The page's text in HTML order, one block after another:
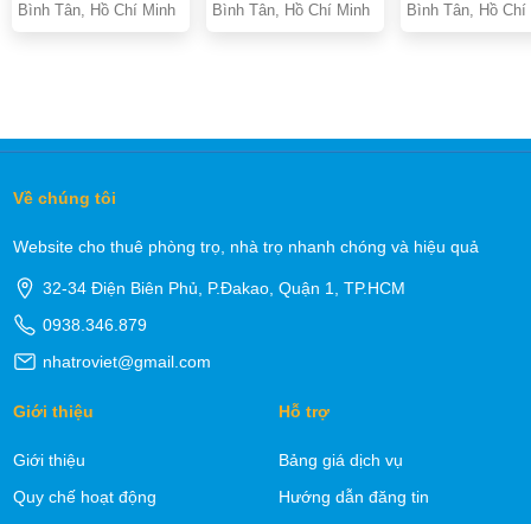
Bình Tân, Hồ Chí Minh Bình Tân, Hồ Chí Minh Bình Tân, Hồ Chí
Về chúng tôi
Website cho thuê phòng trọ, nhà trọ nhanh chóng và hiệu quả
32-34 Điện Biên Phủ, P.Đakao, Quận 1, TP.HCM
0938.346.879
nhatroviet@gmail.com
Giới thiệu
Giới thiệu
Quy chế hoạt động
Hỗ trợ
Bảng giá dịch vụ
Hướng dẫn đăng tin